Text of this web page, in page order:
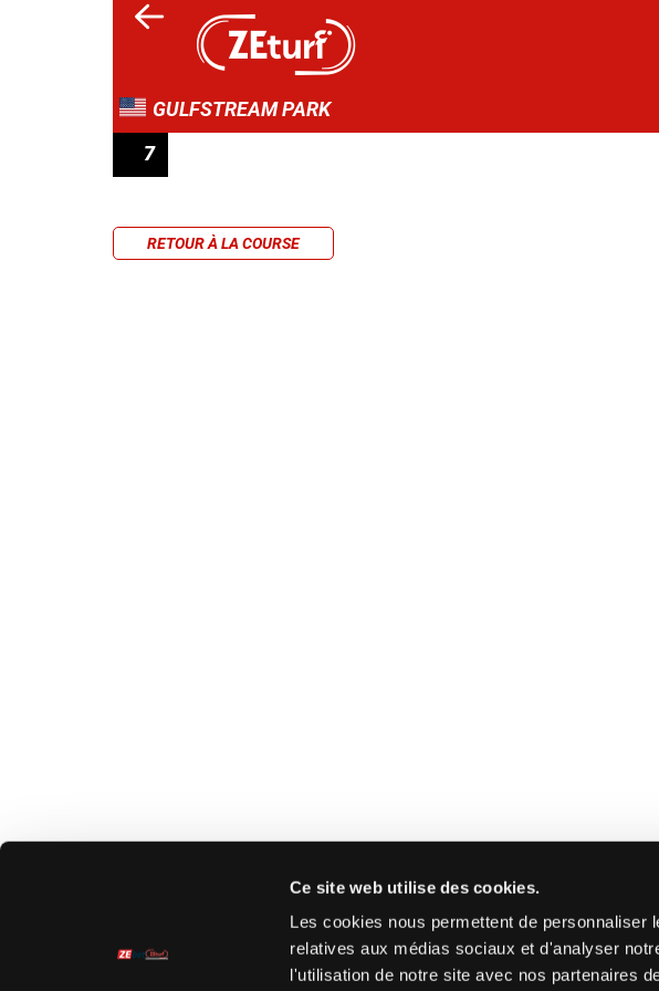
Ce site web utilise des cookies.
Les cookies nous permettent de personnaliser
relatives aux médias sociaux et d'analyser
l'utilisation de notre site avec nos partenaires
GULFSTREAM PARK
7
RETOUR À LA COURSE